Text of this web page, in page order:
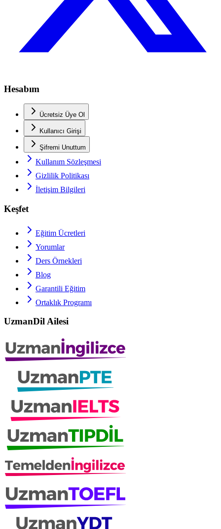
Hesabım
Ücretsiz Üye Ol
Kullanıcı Girişi
Şifremi Unuttum
Kullanım Sözleşmesi
Gizlilik Politikası
İletişim Bilgileri
Keşfet
Eğitim Ücretleri
Yorumlar
Ders Örnekleri
Blog
Garantili Eğitim
Ortaklık Programı
UzmanDil Ailesi